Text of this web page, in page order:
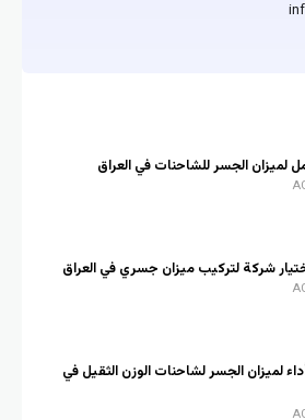
لميزان الجسر للشاحنات في العراق
شركة لتركيب ميزان جسري في العراق
لميزان الجسر لشاحنات الوزن الثقيل في